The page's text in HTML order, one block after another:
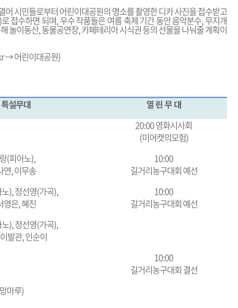
어 시민들로부터 어린이대공원의 명소를 촬영한 디카 사진을 접수받고
접수하면 되며, 우수 작품들은 여름 축제 기간 동안 음악분수, 무지개
놀이동산, 동물공연장, 카페테리아 시식권 등의 선물을 나눠줄 계획이
→ 어린이대공원)
설무대
열 린 무 대
20:00 영화시사회
(미어캣의모험)
(피아노),
연, 이무송
10:00
길거리농구대회 예선
), 정선영(가곡),
영은, 혜진
10:00
길거리농구대회 예선
), 정선영(가곡),
발관, 인순이
10:00
길거리농구대회 결선
마루)